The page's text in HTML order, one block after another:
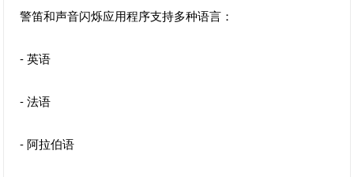
警笛和声音闪烁应用程序支持多种语言：
- 英语
- 法语
- 阿拉伯语